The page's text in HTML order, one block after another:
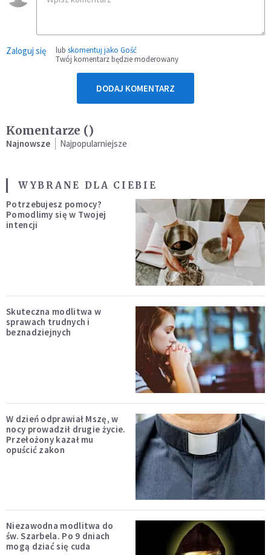
Zaloguj się lub skomentuj jako Gość
Twój komentarz będzie moderowany
DODAJ KOMENTARZ
Komentarze ()
Najnowsze Najpopularniejsze
WYBRANE DLA CIEBIE
Potrzebujesz pomocy?
Pomodlimy się w Twojej
intencji
Skuteczna modlitwa w
sprawach trudnych i
beznadziejnych
W dzień odprawiał Mszę, w
nocy prowadził drugie życie.
Przełożony kazał mu
opuścić zakon
Niezawodna modlitwa do
św. Szarbela. Po 9 dniach
mogą dziać się cuda